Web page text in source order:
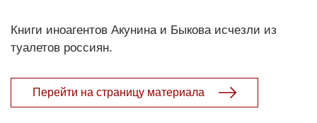
Книги иноагентов Акунина и Быкова исчезли из
туалетов россиян.
Перейти на страницу материала